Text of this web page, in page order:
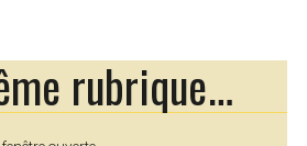
rubrique…